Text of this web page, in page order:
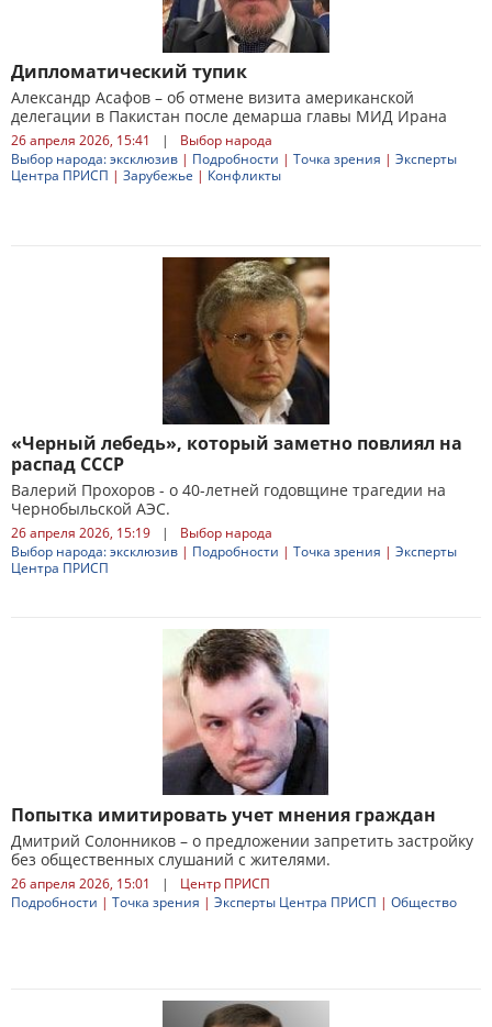
Дипломатический тупик
Александр Асафов – об отмене визита американской
делегации в Пакистан после демарша главы МИД Ирана
26 апреля 2026, 15:41 |
Выбор народа
Выбор народа: эксклюзив | Подробности | Точка зрения | Эксперты
Центра ПРИСП | Зарубежье | Конфликты
«Черный лебедь», который заметно повлиял на
распад СССР
Валерий Прохоров - о 40-летней годовщине трагедии на
Чернобыльской АЭС.
26 апреля 2026, 15:19 |
Выбор народа
Выбор народа: эксклюзив | Подробности | Точка зрения | Эксперты
Центра ПРИСП
Попытка имитировать учет мнения граждан
Дмитрий Солонников – о предложении запретить застройку
без общественных слушаний с жителями.
26 апреля 2026, 15:01 |
Центр ПРИСП
Подробности | Точка зрения | Эксперты Центра ПРИСП | Общество